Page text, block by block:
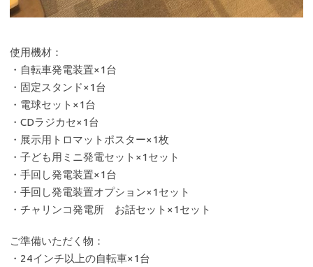
使用機材：
・自転車発電装置×1台
・固定スタンド×1台
・電球セット×1台
・CDラジカセ×1台
・展示用トロマットポスター×1枚
・子ども用ミニ発電セット×1セット
・手回し発電装置×1台
・手回し発電装置オプション×1セット
・チャリンコ発電所 お話セット×1セット
ご準備いただく物：
・24インチ以上の自転車×1台